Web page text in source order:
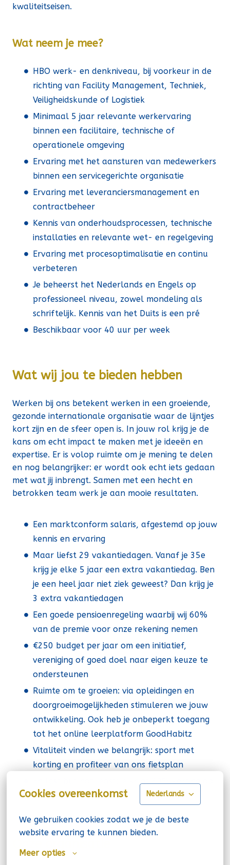
Cookies overeenkomst Nederlands
We gebruiken cookies zodat we je de beste
website ervaring te kunnen bieden.
Meer opties
kwaliteitseisen.
Wat neem je mee?
HBO werk- en denkniveau, bij voorkeur in de
richting van Facility Management, Techniek,
Veiligheidskunde of Logistiek
Minimaal 5 jaar relevante werkervaring
binnen een facilitaire, technische of
operationele omgeving
Ervaring met het aansturen van medewerkers
binnen een servicegerichte organisatie
Ervaring met leveranciersmanagement en
contractbeheer
Kennis van onderhoudsprocessen, technische
installaties en relevante wet- en regelgeving
Ervaring met procesoptimalisatie en continu
verbeteren
Je beheerst het Nederlands en Engels op
professioneel niveau, zowel mondeling als
schriftelijk. Kennis van het Duits is een pré
Beschikbaar voor 40 uur per week
Wat wij jou te bieden hebben
Werken bij ons betekent werken in een groeiende,
gezonde internationale organisatie waar de lijntjes
kort zijn en de sfeer open is. In jouw rol krijg je de
kans om echt impact te maken met je ideeën en
expertise. Er is volop ruimte om je mening te delen
en nog belangrijker: er wordt ook echt iets gedaan
met wat jij inbrengt. Samen met een hecht en
betrokken team werk je aan mooie resultaten.
Een marktconform salaris, afgestemd op jouw
kennis en ervaring
Maar liefst 29 vakantiedagen. Vanaf je 35e
krijg je elke 5 jaar een extra vakantiedag. Ben
je een heel jaar niet ziek geweest? Dan krijg je
3 extra vakantiedagen
Een goede pensioenregeling waarbij wij 60%
van de premie voor onze rekening nemen
€250 budget per jaar om een initiatief,
vereniging of goed doel naar eigen keuze te
ondersteunen
Ruimte om te groeien: via opleidingen en
doorgroeimogelijkheden stimuleren we jouw
ontwikkeling. Ook heb je onbeperkt toegang
tot het online leerplatform GoodHabitz
Vitaliteit vinden we belangrijk: sport met
korting en profiteer van ons fietsplan
En last but not least: je krijgt 20% korting op
al onze producten